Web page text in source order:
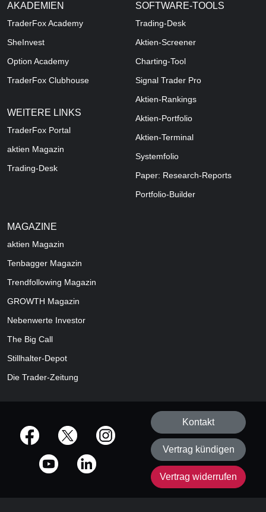
AKADEMIEN
TraderFox Academy
SheInvest
Option Academy
TraderFox Clubhouse
WEITERE LINKS
TraderFox Portal
aktien Magazin
Trading-Desk
SOFTWARE-TOOLS
Trading-Desk
Aktien-Screener
Charting-Tool
Signal Trader Pro
Aktien-Rankings
Aktien-Portfolio
Aktien-Terminal
Systemfolio
Paper: Research-Reports
Portfolio-Builder
MAGAZINE
aktien Magazin
Tenbagger Magazin
Trendfollowing Magazin
GROWTH Magazin
Nebenwerte Investor
The Big Call
Stillhalter-Depot
Die Trader-Zeitung
offizielle Social Media-Accounts
Kontakt
Vertrag kündigen
Vertrag widerrufen